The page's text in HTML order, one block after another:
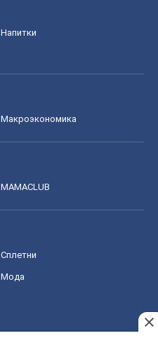
Напитки
Mакроэкономика
MAMACLUB
Сплетни
Мода